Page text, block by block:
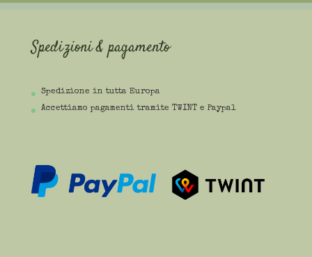
Spedizioni & pagamento
Spedizione in tutta Europa
Accettiamo pagamenti tramite TWINT e Paypal